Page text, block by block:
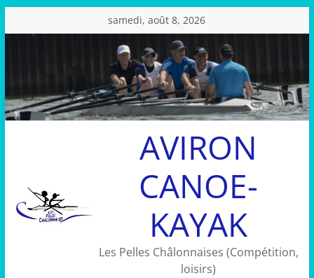
au
samedi, août 8, 2026
AVIRON
CANOE-
KAYAK
Les Pelles Châlonnaises (Compétition,
loisirs)